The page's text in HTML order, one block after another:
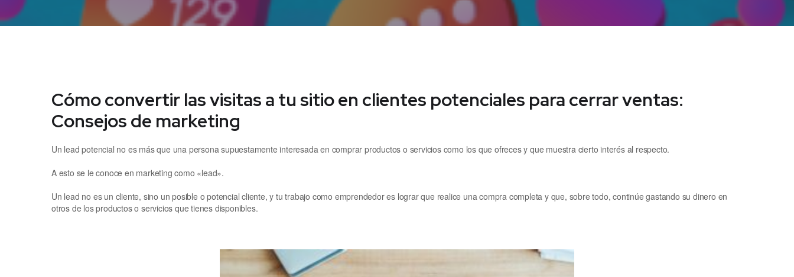
Cómo convertir las visitas a tu sitio en clientes potenciales para cerrar ventas:
Consejos de marketing
Un lead potencial no es más que una persona supuestamente interesada en comprar productos o servicios como los que ofreces y que muestra cierto interés al respecto.
A esto se le conoce en marketing como «lead».
Un lead no es un cliente, sino un posible o potencial cliente, y tu trabajo como emprendedor es lograr que realice una compra completa y que, sobre todo, continúe gastando su dinero en
otros de los productos o servicios que tienes disponibles.